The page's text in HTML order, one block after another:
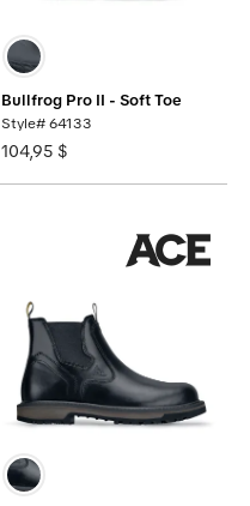
Bullfrog Pro II - Soft Toe
Style# 64133
104,95 $